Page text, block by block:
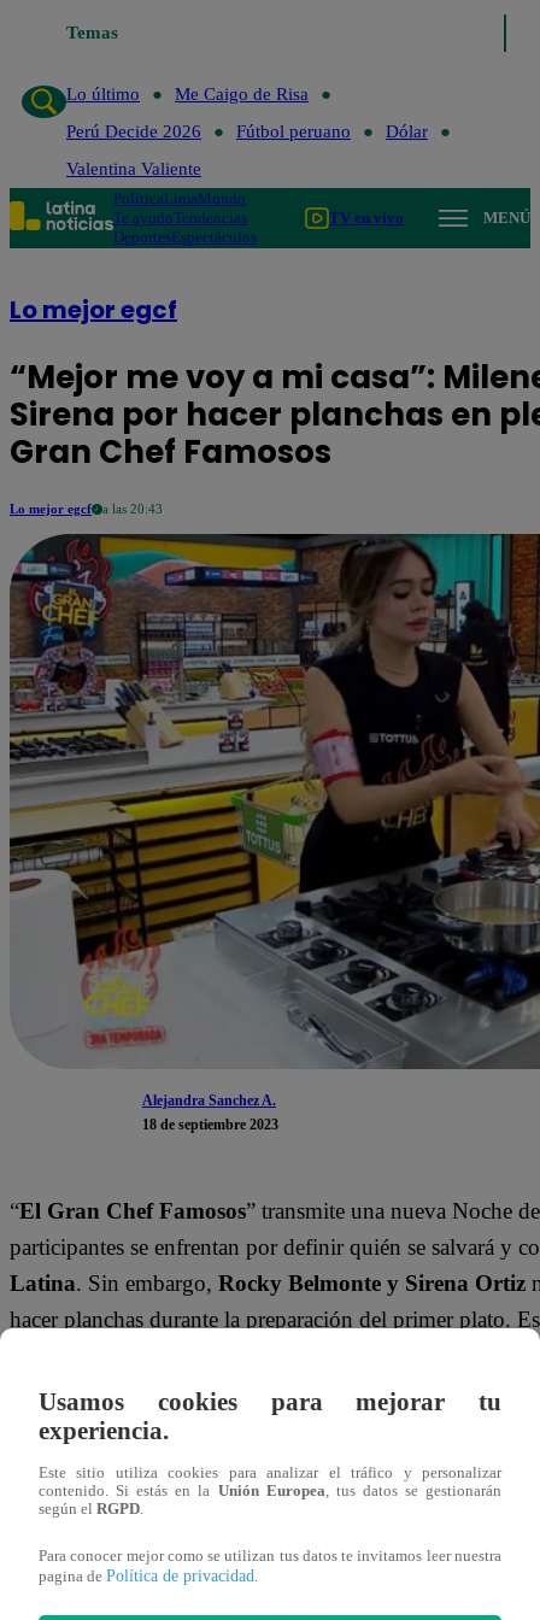
Temas
Lo último
Lo último
Me Caigo de Risa
Perú Decide 2026
Fútbol peruano
Dólar
Valentina Valiente
PolíticaLimaMundo
Te ayudoTendencias
DeportesEspectáculos
TV en vivo MENÚ
Lo mejor egcf
“Mejor me voy a mi casa”:
Sirena por hacer planchas en
Gran Chef Famosos
Lo mejor egcf a las 20:43
Alejandra Sanchez A.
18 de septiembre 2023
“El Gran Chef Famosos” transmite una nueva Noche
participantes se enfrentan por definir quién se salvará y
Latina. Sin embargo, Rocky Belmonte y Sirena Ortiz
hacer planchas durante la preparación del primer plato.
El jurado de “ El Gran Chef Famosos” anunció que el
trabajo grupal. Por ello, los concursantes se repartieron
durante la preparación y animó aRockya hacer
Al ver la situación, Milene Vázquez no tuvo mejor
bonito. Me voy a mi casa mejor”.
Usamos cookies para mejorar tu
experiencia.
Este sitio utiliza cookies para analizar el tráfico y personalizar
contenido. Si estás en la Unión Europea, tus datos se gestionarán
según el RGPD.
Para conocer mejor como se utilizan tus datos te invitamos leer nuestra
pagina de Política de privacidad.